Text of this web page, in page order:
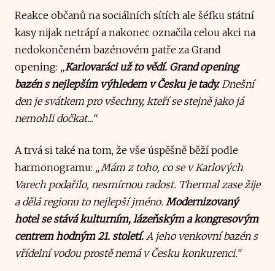
Reakce občanů na sociálních sítích ale šéfku státní
kasy nijak netrápí a nakonec označila celou akci na
nedokončeném bazénovém patře za Grand
opening: „Karlovaráci už to vědí. Grand opening
bazén s nejlepším výhledem v Česku je tady.Dnešní
den je svátkem pro všechny, kteří se stejně jako já
nemohli dočkat...“
A trvá si také na tom, že vše úspěšně běží podle
harmonogramu: „Mám z toho, co se v Karlových
Varech podařilo, nesmírnou radost. Thermal zase žije
a dělá regionu to nejlepší jméno. Modernizovaný
hotel se stává kulturním, lázeňským a kongresovým
centrem hodným 21. století. A jeho venkovní bazén s
vřídelní vodou prostě nemá v Česku konkurenci.“